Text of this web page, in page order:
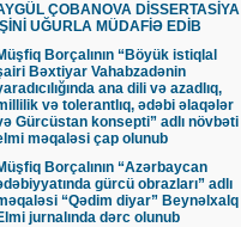
ÇOBANOVA DİSSERTASİYA
İŞİNİ UĞURLA MÜDAFİƏ EDİB
Borçalının “Böyük istiqlal
Bəxtiyar Vahabzadənin
ana dili və azadlıq,
və tolerantlıq, ədəbi əlaqələr
Gürcüstan konsepti” adlı növbəti
məqaləsi çap olunub
Borçalının “Azərbaycan
gürcü obrazları” adlı
“Qədim diyar” Beynəlxalq
jurnalında dərc olunub